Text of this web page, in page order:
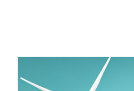
grösseres